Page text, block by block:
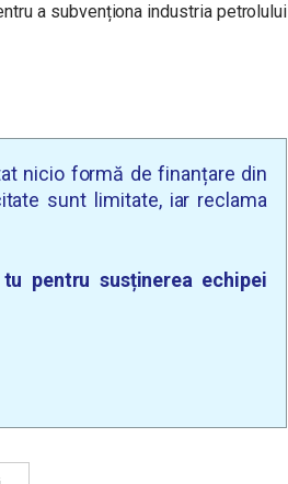
a subvenționa industria petrolului
nicio formă de finanțare din
sunt limitate, iar reclama
pentru susținerea echipei